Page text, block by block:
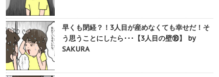
早くも閉経？！3人目が産めなくても幸せだ！そ
う思うことにしたら･･･【3人目の壁⑱】 by
SAKURA